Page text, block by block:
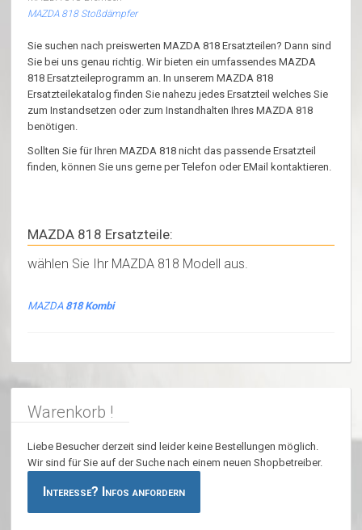
MAZDA 818 Stoßdämpfer
Sie suchen nach preiswerten MAZDA 818 Ersatzteilen? Dann sind
Sie bei uns genau richtig. Wir bieten ein umfassendes MAZDA
818 Ersatzteileprogramm an. In unserem MAZDA 818
Ersatzteilekatalog finden Sie nahezu jedes Ersatzteil welches Sie
zum Instandsetzen oder zum Instandhalten Ihres MAZDA 818
benötigen.
Sollten Sie für Ihren MAZDA 818 nicht das passende Ersatzteil
finden, können Sie uns gerne per Telefon oder EMail kontaktieren.
MAZDA 818 Ersatzteile:
wählen Sie Ihr MAZDA 818 Modell aus.
MAZDA 818 Kombi
Warenkorb !
Liebe Besucher derzeit sind leider keine Bestellungen möglich.
Wir sind für Sie auf der Suche nach einem neuen Shopbetreiber.
Interesse? Infos anfordern